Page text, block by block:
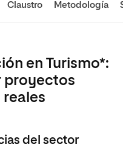
Claustro Metodología
en Turismo*:
proyectos
del sector